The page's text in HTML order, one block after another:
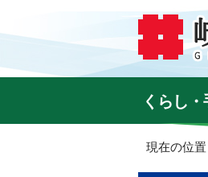
くらし・
現在の位